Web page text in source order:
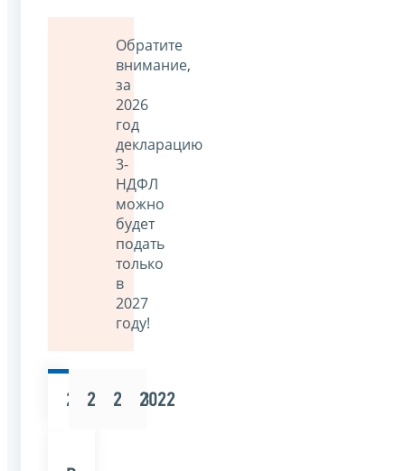
Обратите
внимание,
за
2026
год
декларацию
3-
НДФЛ
можно
будет
подать
только
в
2027
году!
2025202420232022